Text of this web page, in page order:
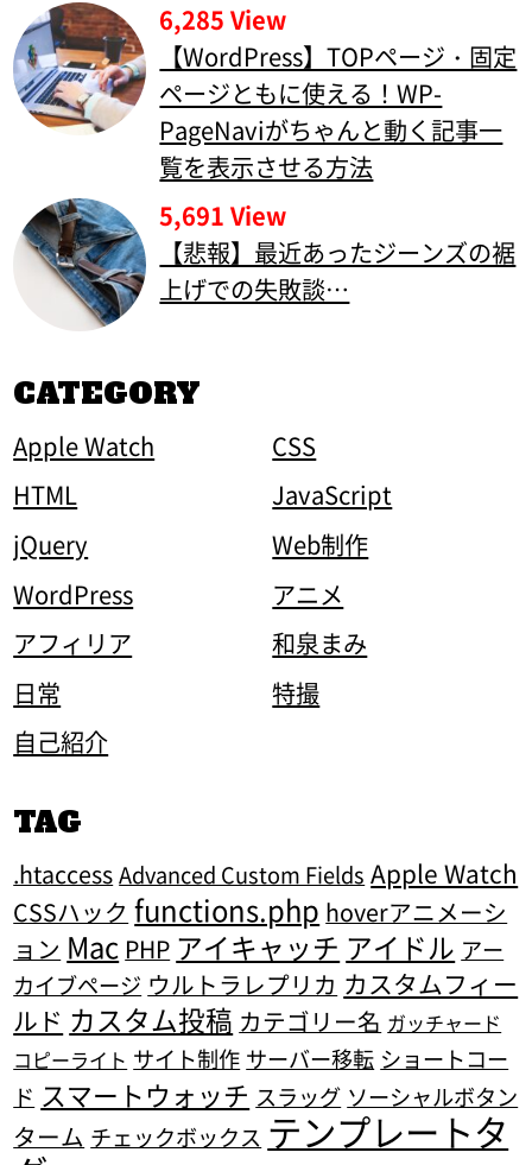
6,285 View
【WordPress】TOPページ・固定
ページともに使える！WP-
PageNaviがちゃんと動く記事一
覧を表示させる方法
5,691 View
【悲報】最近あったジーンズの裾
上げでの失敗談…
CATEGORY
Apple Watch
CSS
HTML
JavaScript
jQuery
Web制作
WordPress
アニメ
アフィリア
和泉まみ
日常
特撮
自己紹介
TAG
.htaccess Advanced Custom Fields Apple Watch
CSSハック functions.php hoverアニメーシ
ョン Mac PHP アイキャッチ アイドル アー
カイブページ ウルトラレプリカ カスタムフィー
ルド カスタム投稿 カテゴリー名 ガッチャード
コピーライト サイト制作 サーバー移転 ショートコー
ド スマートウォッチ スラッグ ソーシャルボタン
ターム チェックボックス テンプレートタ